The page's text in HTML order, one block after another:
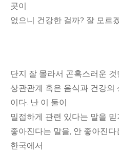
곳이
없으니 건강한 걸까? 잘 모르
단지 잘 몰라서 곤혹스러운
상관관계 혹은 음식과 건강
이다. 난 이 둘이
밀접하게 관련 있다는 말을
좋아진다는 말을, 안 좋아진
한국에서